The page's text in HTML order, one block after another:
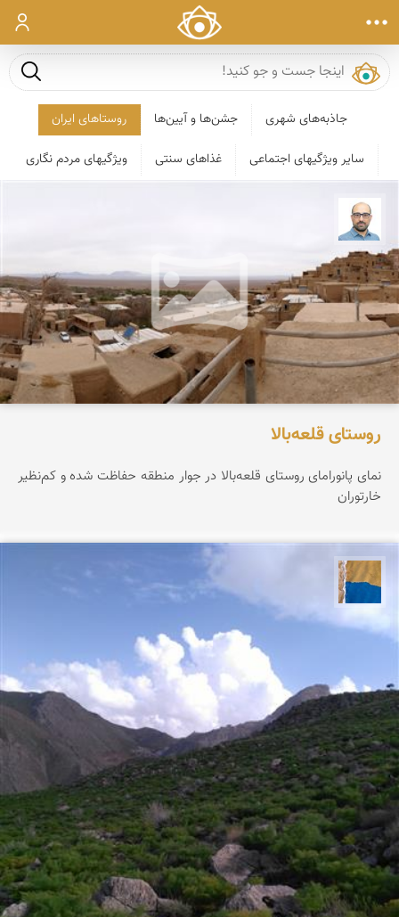
ورود
جست و
جاذبه‌های شهری جشن‌ها و آیین‌ها روستاهای ایران
سایر ویژگیهای اجتماعی غذاهای سنتی ویژگیهای مردم نگاری
روستای قلعه‌بالا
نمای پانورامای روستای قلعه‌بالا در جوار منطقه حفاظت شده و کم‌نظیر
خارتوران